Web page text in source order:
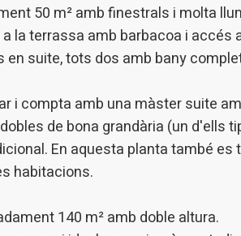
50 m² amb finestrals i molta
la terrassa amb barbacoa i accés
suite, tots dos amb bany
i compta amb una màster suite
de bona grandària (un d'ells
En aquesta planta també es
habitacions.
140 m² amb doble altura.
i mostrar publicitat relacionada amb el perfil
configuració Acceptar